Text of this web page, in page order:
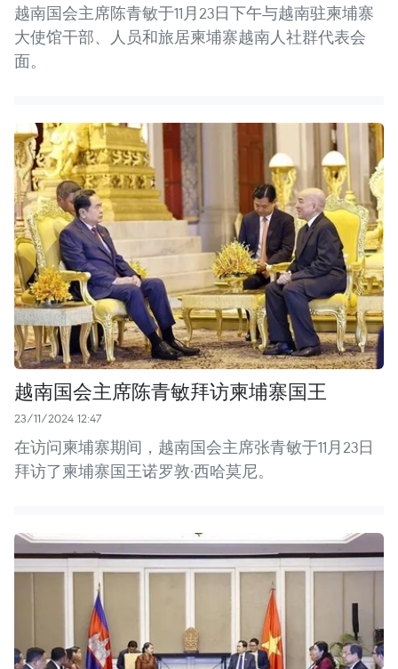
越南国会主席陈青敏于11月23日下午与越南驻柬埔寨
大使馆干部、人员和旅居柬埔寨越南人社群代表会
面。
越南国会主席陈青敏拜访柬埔寨国王
23/11/2024 12:47
在访问柬埔寨期间，越南国会主席张青敏于11月23日
拜访了柬埔寨国王诺罗敦·西哈莫尼。